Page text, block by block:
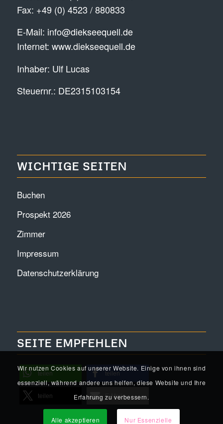
Fax: +49 (0) 4523 / 880833
E-Mail: info@diekseequell.de
Internet: www.diekseequell.de
Inhaber: Ulf Lucas
Steuernr.: DE2315103154
WICHTIGE SEITEN
Buchen
Prospekt 2026
Zimmer
Impressum
Datenschutzerklärung
SEITE EMPFEHLEN
teilen teilen
teilen E-Mail
Wir nutzen Cookies auf unserer Website. Einige von ihnen sind
essenziell, während andere uns helfen, diese Website und Ihre
Erfahrung zu verbessern.
Alle akzeptieren Nur Essenzielle